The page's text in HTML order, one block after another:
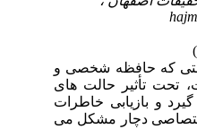
که حافظه شخصی و
تأثیر حالت های
و بازیابی خاطرات
دچار مشکل می